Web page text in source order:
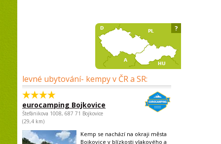
levné ubytování- kempy v ČR a SR:
eurocamping Bojkovice
Štefánikova 1008, 687 71 Bojkovice
(29,4 km)
Kemp se nachází na okraji města
Bojkovice v blízkosti vlakového a
?